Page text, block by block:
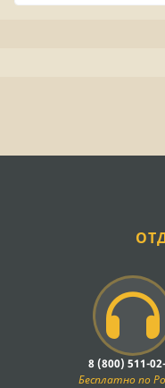
8 (800) 511-
Бесплатно по